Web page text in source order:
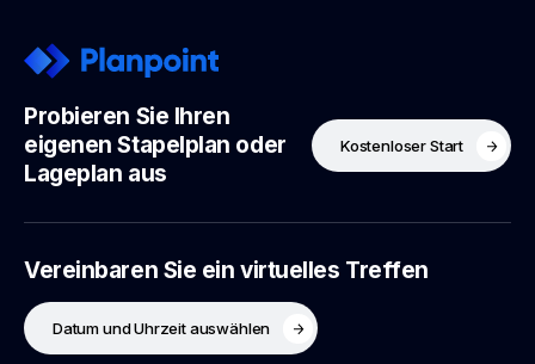
Probieren Sie Ihren
eigenen Stapelplan oder
Lageplan aus
Kostenloser Start
Vereinbaren Sie ein virtuelles Treffen
Datum und Uhrzeit auswählen